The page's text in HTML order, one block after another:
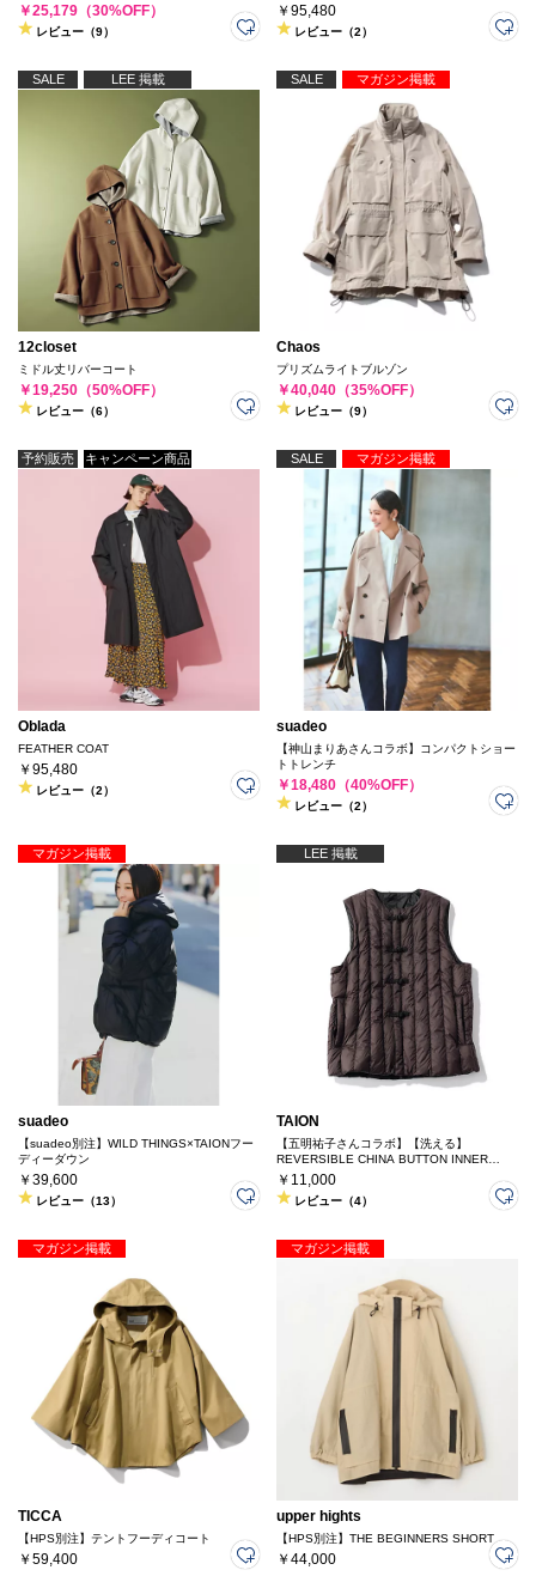
￥25,179（30%OFF）
レビュー（9）
￥95,480
レビュー（2）
SALE LEE 掲載
12closet
ミドル丈リバーコート
￥19,250（50%OFF）
レビュー（6）
SALE マガジン掲載
Chaos
プリズムライトブルゾン
￥40,040（35%OFF）
レビュー（9）
予約販売 キャンペーン商品
Oblada
FEATHER COAT
￥95,480
レビュー（2）
SALE マガジン掲載
suadeo
【神山まりあさんコラボ】コンパクトショー
トトレンチ
￥18,480（40%OFF）
レビュー（2）
マガジン掲載
suadeo
【suadeo別注】WILD THINGS×TAIONフー
ディーダウン
￥39,600
レビュー（13）
LEE 掲載
TAION
【五明祐子さんコラボ】【洗える】
REVERSIBLE CHINA BUTTON INNER
DOWN VEST
￥11,000
レビュー（4）
マガジン掲載
TICCA
【HPS別注】テントフーディコート
￥59,400
マガジン掲載
upper hights
【HPS別注】THE BEGINNERS SHORT
￥44,000